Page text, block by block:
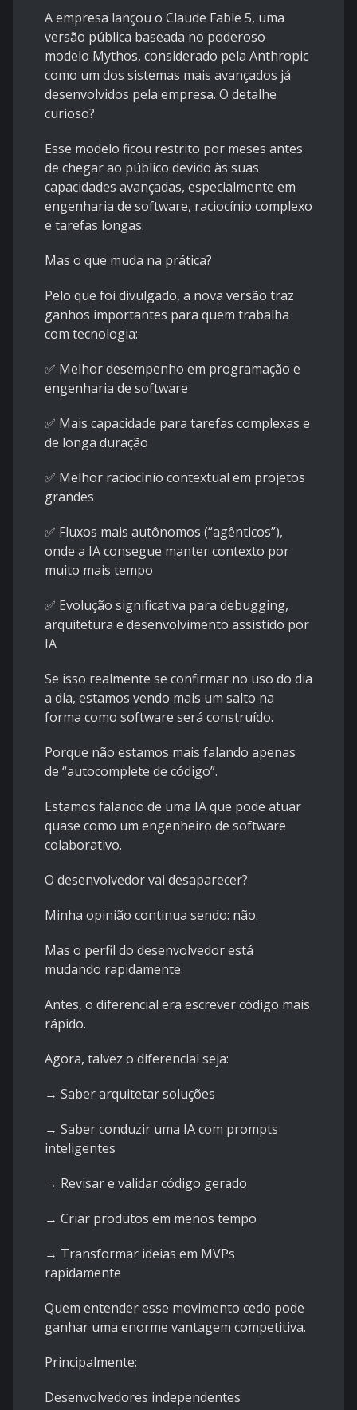
A empresa lançou o Claude Fable 5, uma
versão pública baseada no poderoso
modelo Mythos, considerado pela Anthropic
como um dos sistemas mais avançados já
desenvolvidos pela empresa. O detalhe
curioso?
Esse modelo ficou restrito por meses antes
de chegar ao público devido às suas
capacidades avançadas, especialmente em
engenharia de software, raciocínio complexo
e tarefas longas.
Mas o que muda na prática?
Pelo que foi divulgado, a nova versão traz
ganhos importantes para quem trabalha
com tecnologia:
✅ Melhor desempenho em programação e
engenharia de software
✅ Mais capacidade para tarefas complexas e
de longa duração
✅ Melhor raciocínio contextual em projetos
grandes
✅ Fluxos mais autônomos (“agênticos”),
onde a IA consegue manter contexto por
muito mais tempo
✅ Evolução significativa para debugging,
arquitetura e desenvolvimento assistido por
IA
Se isso realmente se confirmar no uso do dia
a dia, estamos vendo mais um salto na
forma como software será construído.
Porque não estamos mais falando apenas
de “autocomplete de código”.
Estamos falando de uma IA que pode atuar
quase como um engenheiro de software
colaborativo.
O desenvolvedor vai desaparecer?
Minha opinião continua sendo: não.
Mas o perfil do desenvolvedor está
mudando rapidamente.
Antes, o diferencial era escrever código mais
rápido.
Agora, talvez o diferencial seja:
→ Saber arquitetar soluções
→ Saber conduzir uma IA com prompts
inteligentes
→ Revisar e validar código gerado
→ Criar produtos em menos tempo
→ Transformar ideias em MVPs
rapidamente
Quem entender esse movimento cedo pode
ganhar uma enorme vantagem competitiva.
Principalmente:
Desenvolvedores independentes